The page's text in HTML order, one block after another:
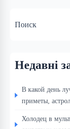
Поиск
Недавні
В какой день
приметы,
Холодец в